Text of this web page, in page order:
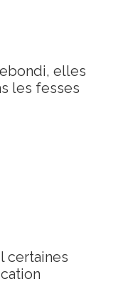
elles
les fesses
certaines